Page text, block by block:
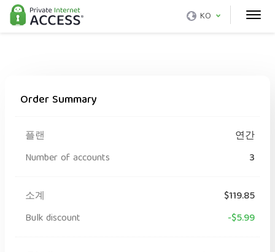
KO
Order Summary
플랜
연간
Number of accounts
3
소계
$119.85
Bulk discount
-$5.99